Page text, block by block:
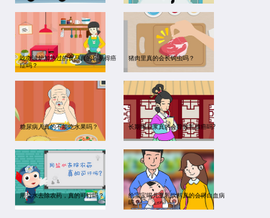
吃微波炉加热过的食品真的容易得癌
症吗？
猪肉里真的会长钩虫吗？
糖尿病人真的不能吃水果吗？ 长期喝豆浆真的会导致乳腺癌吗?
用盐水去除农药，真的可行吗？
给宝宝喝儿童乳饮料真的会得白血病
吗？